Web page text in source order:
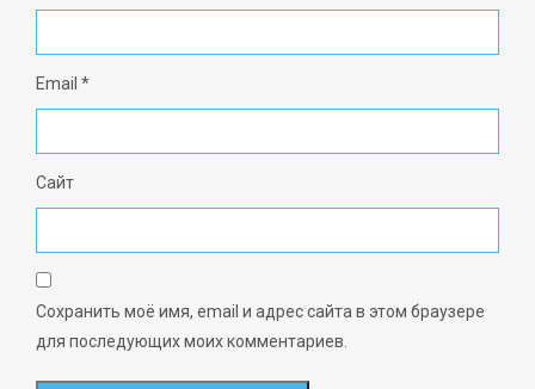
Email *
Сайт
Сохранить моё имя, email и адрес сайта в этом браузере
для последующих моих комментариев.